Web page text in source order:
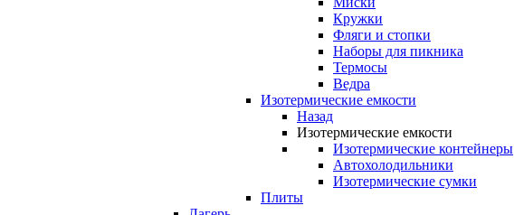
Кружки
Фляги и стопки
Наборы для пикника
Термосы
Ведра
Изотермические емкости
Назад
Изотермические емкости
Изотермические контейнеры
Автохолодильники
Изотермические сумки
Плиты